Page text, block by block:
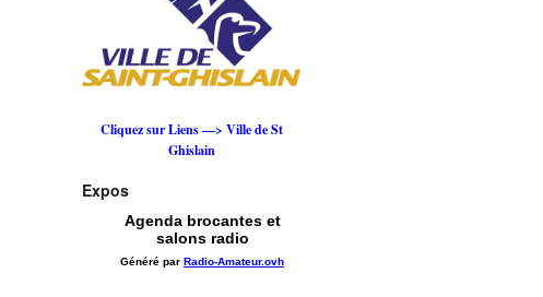
Cliquez sur Liens —> Ville de St
Ghislain
Expos